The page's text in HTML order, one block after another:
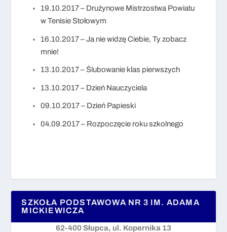
19.10.2017 – Drużynowe Mistrzostwa Powiatu
w Tenisie Stołowym
16.10.2017 – Ja nie widzę Ciebie, Ty zobacz
mnie!
13.10.2017 – Ślubowanie klas pierwszych
13.10.2017 – Dzień Nauczyciela
09.10.2017 – Dzień Papieski
04.09.2017 – Rozpoczęcie roku szkolnego
SZKOŁA PODSTAWOWA NR 3 IM. ADAMA
MICKIEWICZA
62-400 Słupca, ul. Kopernika 13